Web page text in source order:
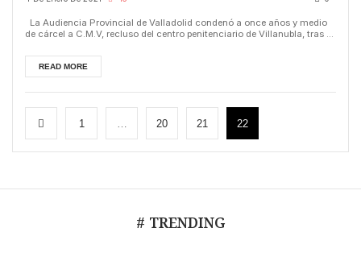
La Audiencia Provincial de Valladolid condenó a once años y medio
de cárcel a C.M.V, recluso del centro penitenciario de Villanubla, tras ...
READ MORE
1 20 21 22
# TRENDING